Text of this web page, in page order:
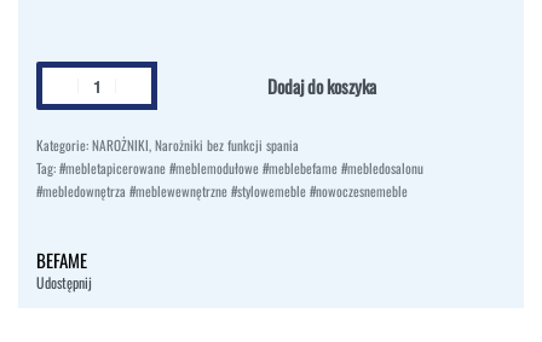
Dodaj do koszyka
Kategorie:NAROŻNIKI,Narożniki bez funkcji spania
Tag:#mebletapicerowane #meblemodułowe #meblebefame #mebledosalonu
#mebledownętrza #meblewewnętrzne #stylowemeble #nowoczesnemeble
BEFAME
Udostępnij